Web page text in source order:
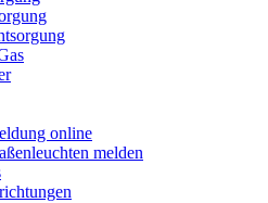
online
melden